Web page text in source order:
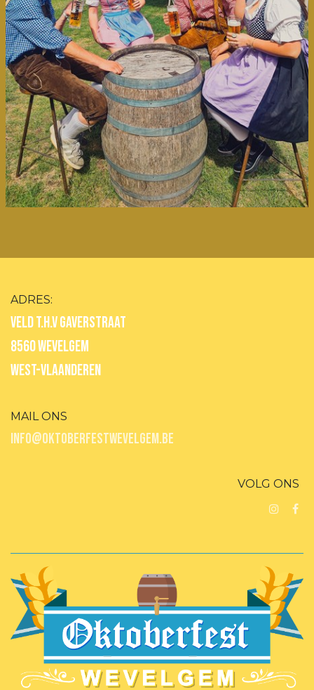
ADRES:
Veld T.H.V GAVERSTRAAT
8560 WEVELGEM
WEST-VLAANDEREN
MAIL ONS
INFO@OKTOBERFESTWEVELGEM.BE
VOLG ONS